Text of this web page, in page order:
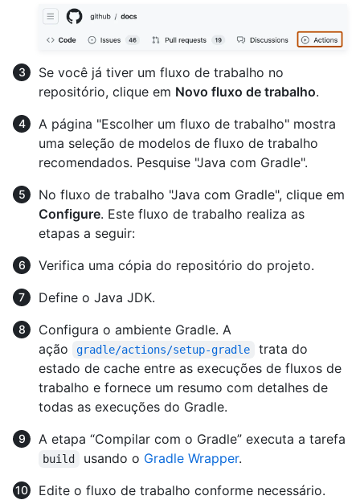
Se você já tiver um fluxo de trabalho no
repositório, clique em Novo fluxo de trabalho.
A página "Escolher um fluxo de trabalho" mostra
uma seleção de modelos de fluxo de trabalho
recomendados. Pesquise "Java com Gradle".
No fluxo de trabalho "Java com Gradle", clique em
Configure. Este fluxo de trabalho realiza as
etapas a seguir:
Verifica uma cópia do repositório do projeto.
Define o Java JDK.
Configura o ambiente Gradle. A
ação
gradle/actions/setup-gradle
trata do
estado de cache entre as execuções de fluxos de
trabalho e fornece um resumo com detalhes de
todas as execuções do Gradle.
A etapa “Compilar com o Gradle” executa a tarefa
build usando o Gradle Wrapper.
Edite o fluxo de trabalho conforme necessário.